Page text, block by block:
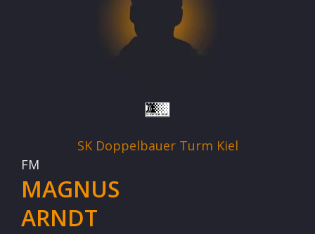
SK Doppelbauer Turm Kiel
FM
MAGNUS
ARNDT